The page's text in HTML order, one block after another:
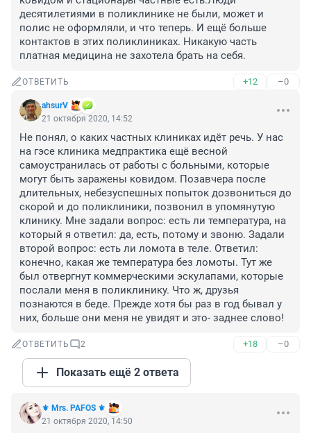
десятилетиями в поликлинике не были, может и
полис не оформляли, и что теперь. И ещё больше
контактов в этих поликлиниках. Никакую часть
платная медицина не захотела брать на себя.
ОТВЕТИТЬ +12 –0
аhsurV
21 октября 2020, 14:52
Не понял, о каких частных клиниках идёт речь. У нас
на гэсе клиника медпрактика ещё весной
самоустранилась от работы с больными, которые
могут быть заражены ковидом. Позавчера после
длительных, небезуспешных попыток дозвониться до
скорой и до поликлиники, позвонил в упомянутую
клинику. Мне задали вопрос: есть ли температура, на
который я ответил: да, есть, потому и звоню. Задали
второй вопрос: есть ли ломота в теле. Ответил:
конечно, какая же температура без ломоты. Тут же
был отвергнут коммерческими эскулапами, которые
послали меня в поликлинику. Что ж, друзья
познаются в беде. Прежде хотя бы раз в год бывал у
них, больше они меня не увидят и это- заднее слово!
ОТВЕТИТЬ 2 +18 –0
Показать ещё 2 ответа
⚜️ Mrs. PAFOS ⚜️
21 октября 2020, 14:50